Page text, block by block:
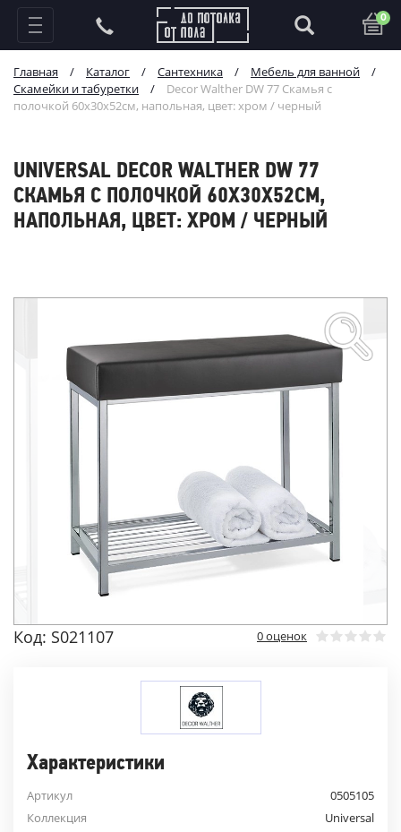
0
Главная / Каталог / Сантехника / Мебель для ванной
/
Скамейки и табуретки
/
Decor Walther DW 77 Скамья с
полочкой 60x30x52см, напольная, цвет: хром / черный
UNIVERSAL DECOR WALTHER DW 77
СКАМЬЯ С ПОЛОЧКОЙ 60X30X52СМ,
НАПОЛЬНАЯ, ЦВЕТ: ХРОМ / ЧЕРНЫЙ
Код: S021107 0 оценок
Характеристики
Артикул
0505105
Коллекция
Universal